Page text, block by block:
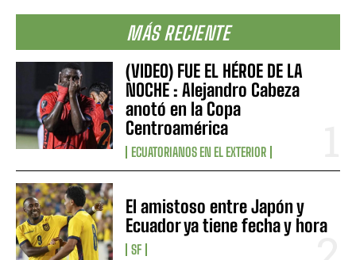
MÁS RECIENTE
(VIDEO) FUE EL HÉROE DE LA
NOCHE : Alejandro Cabeza
anotó en la Copa
Centroamérica
ECUATORIANOS EN EL EXTERIOR
El amistoso entre Japón y
Ecuador ya tiene fecha y hora
SF